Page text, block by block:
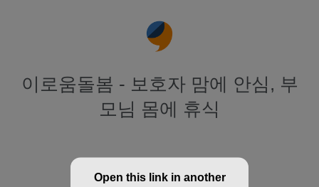
이로움돌봄 - 보호자 맘에 안심, 부
모님 몸에 휴식